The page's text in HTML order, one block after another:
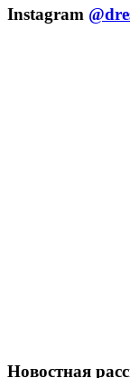
Instagram
Новостная